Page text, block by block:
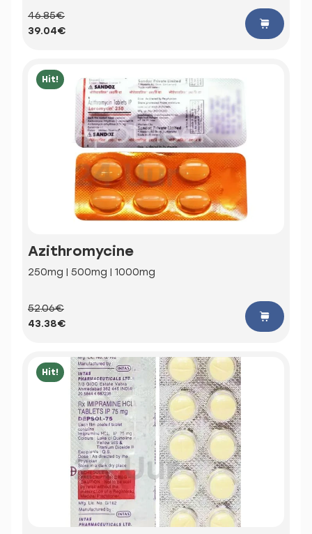
46.85€
39.04€
Hit!
Azithromycine
250mg | 500mg | 1000mg
52.06€
43.38€
Hit!